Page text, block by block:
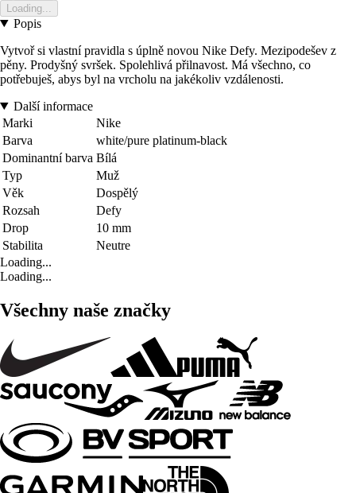
Loading...
Popis
Vytvoř si vlastní pravidla s úplně novou Nike Defy. Mezipodešev z
pěny. Prodyšný svršek. Spolehlivá přilnavost. Má všechno, co
potřebuješ, abys byl na vrcholu na jakékoliv vzdálenosti.
Další informace
Marki
Nike
Barva
white/pure platinum-black
Dominantní barva Bílá
Typ
Muž
Věk
Dospělý
Rozsah
Defy
Drop
10 mm
Stabilita
Neutre
Loading...
Loading...
Všechny naše značky